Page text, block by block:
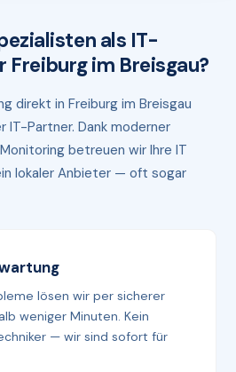
als IT-
im Breisgau?
direkt in Freiburg im Breisgau
IT-Partner. Dank moderner
betreuen wir Ihre IT
lokaler Anbieter — oft sogar
lösen wir per sicherer
weniger Minuten. Kein
— wir sind sofort für